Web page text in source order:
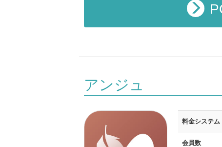
アンジュ
料金システム
会員数